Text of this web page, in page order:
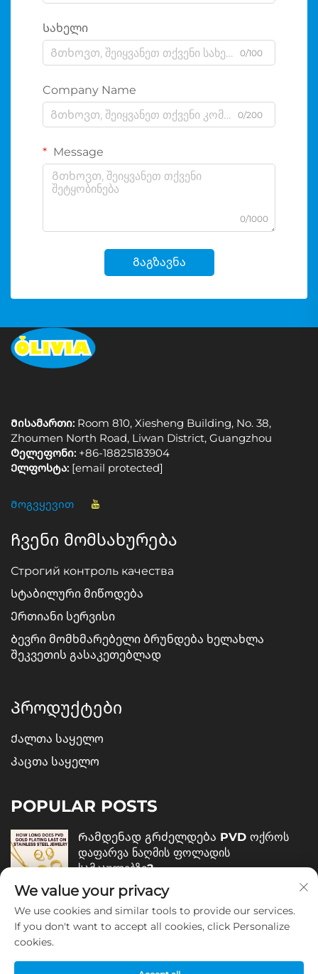
Სახელი
0/100
Company Name
0/200
Message
0/1000
Გაგზავნა
Მისამართი: Room 810, Xiesheng Building, No. 38,
Zhoumen North Road, Liwan District, Guangzhou
Ტელეფონი: +86-18825183904
Ელფოსტა: [email protected]
Მოგვყევით
Ჩვენი მომსახურება
Строгий контроль качества
Სტაბილური მიწოდება
Ერთიანი სერვისი
Ბევრი მომხმარებელი ბრუნდება ხელახლა
შეკვეთის გასაკეთებლად
Პროდუქტები
Ქალთა საყელო
Კაცთა საყელო
POPULAR POSTS
Რამდენად გრძელდება PVD ოქროს
დაფარვა ნაღმის ფოლადის
სამკაულებზე?
December 05, 2025
Როგორ შევაფასოთ ნაღმის ფოლადის
December 04, 2025
We value your privacy
We use cookies and similar tools to provide our services.
If you don't want to accept all cookies, click Personalize
cookies.